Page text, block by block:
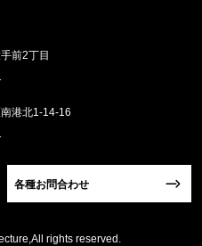
前2丁目
港北1-14-16
各種お問合わせ
rights reserved.